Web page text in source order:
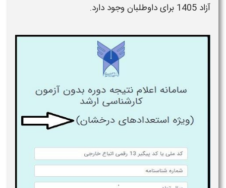
آزاد 1405
برای داوطلبان وجود دارد.